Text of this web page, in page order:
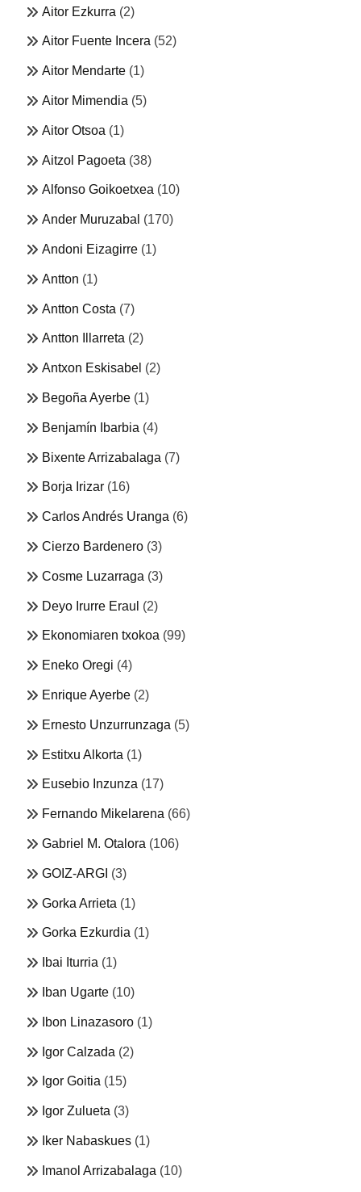
Aitor Ezkurra (2)
Aitor Fuente Incera (52)
Aitor Mendarte (1)
Aitor Mimendia (5)
Aitor Otsoa (1)
Aitzol Pagoeta (38)
Alfonso Goikoetxea (10)
Ander Muruzabal (170)
Andoni Eizagirre (1)
Antton (1)
Antton Costa (7)
Antton Illarreta (2)
Antxon Eskisabel (2)
Begoña Ayerbe (1)
Benjamín Ibarbia (4)
Bixente Arrizabalaga (7)
Borja Irizar (16)
Carlos Andrés Uranga (6)
Cierzo Bardenero (3)
Cosme Luzarraga (3)
Deyo Irurre Eraul (2)
Ekonomiaren txokoa (99)
Eneko Oregi (4)
Enrique Ayerbe (2)
Ernesto Unzurrunzaga (5)
Estitxu Alkorta (1)
Eusebio Inzunza (17)
Fernando Mikelarena (66)
Gabriel M. Otalora (106)
GOIZ-ARGI (3)
Gorka Arrieta (1)
Gorka Ezkurdia (1)
Ibai Iturria (1)
Iban Ugarte (10)
Ibon Linazasoro (1)
Igor Calzada (2)
Igor Goitia (15)
Igor Zulueta (3)
Iker Nabaskues (1)
Imanol Arrizabalaga (10)